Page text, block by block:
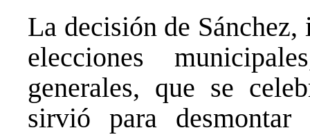
La decisión de Sánchez,
elecciones
generales, que se
sirvió para